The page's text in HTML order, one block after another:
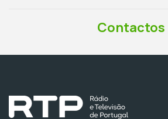
Contactos